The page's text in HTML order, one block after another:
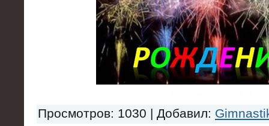
Просмотров: 1030 | Добавил: